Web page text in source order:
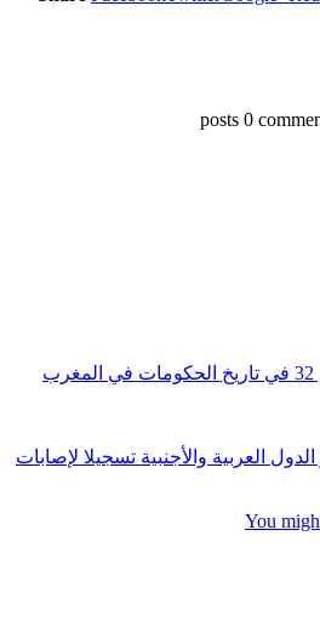
0
العربية والأجنبية تسجيلا لإصابات
You